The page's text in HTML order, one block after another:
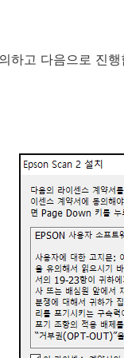
하고 다음으로 진행